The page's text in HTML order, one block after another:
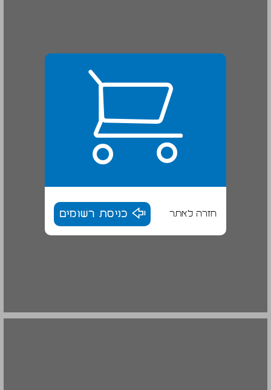
חזרה לאתר כניסת רשומים